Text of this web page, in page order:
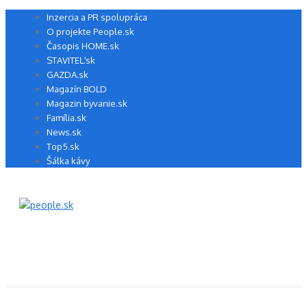
Preskočiť Inzercia a PR spolupráca
O projekte People.sk
Časopis HOME.sk
STAVITEĽ.sk
GAZDA.sk
Magazín BOLD
Magazin byvanie.sk
Família.sk
News.sk
Top5.sk
Šálka kávy